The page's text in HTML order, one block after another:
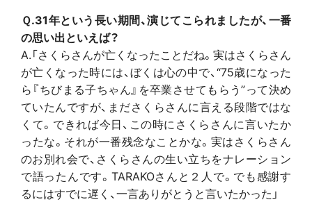
Ｑ.31年という長い期間、演じてこられましたが、一番
の思い出といえば？
A.「さくらさんが亡くなったことだね。実はさくらさん
が亡くなった時には、ぼくは心の中で、“75歳になった
ら『ちびまる子ちゃん』を卒業させてもらう”って決め
ていたんですが、まださくらさんに言える段階ではな
くて。できれば今日、この時にさくらさんに言いたか
ったな。それが一番残念なことかな。実はさくらさん
のお別れ会で、さくらさんの生い立ちをナレーション
で語ったんです。TARAKOさんと２人で。でも感謝す
るにはすでに遅く、一言ありがとうと言いたかった」